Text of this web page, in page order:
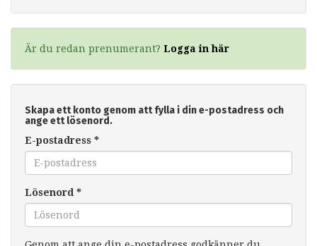
Är du redan prenumerant? Logga in här
Skapa ett konto genom att fylla i din e-postadress och
ange ett lösenord.
E-postadress *
Lösenord *